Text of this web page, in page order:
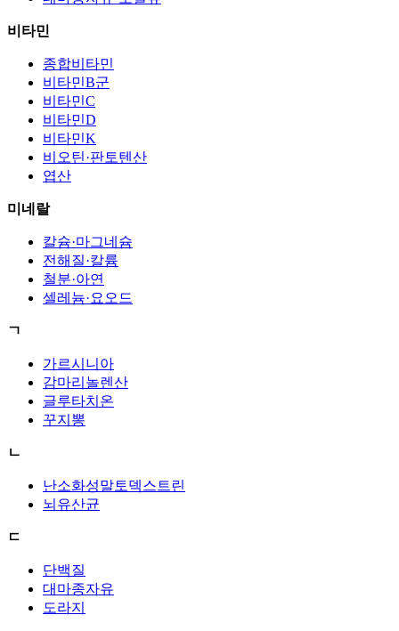
비타민
종합비타민
비타민B군
비타민C
비타민D
비타민K
비오틴·판토텐산
엽산
미네랄
칼슘·마그네슘
전해질·칼륨
철분·아연
셀레늄·요오드
ㄱ
가르시니아
감마리놀렌산
글루타치온
꾸지뽕
ㄴ
난소화성말토덱스트린
뇌유산균
ㄷ
단백질
대마종자유
도라지